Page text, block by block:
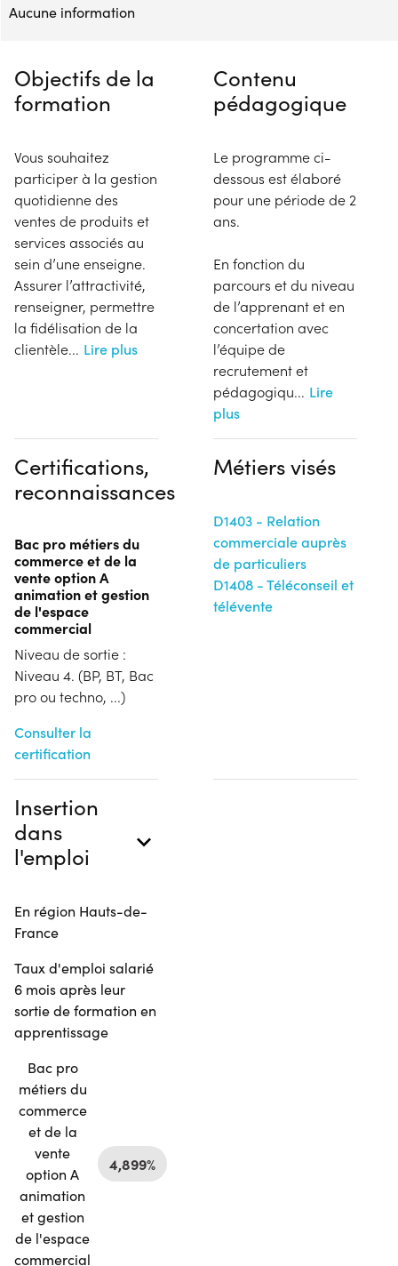
Aucune information
Objectifs de la
formation
Vous souhaitez
participer à la gestion
quotidienne des
ventes de produits et
services associés au
sein d’une enseigne.
Assurer l’attractivité,
renseigner, permettre
la fidélisation de la
clientèle... Lire plus
Contenu
pédagogique
Le programme ci-
dessous est élaboré
pour une période de 2
ans.
En fonction du
parcours et du niveau
de l’apprenant et en
concertation avec
l’équipe de
recrutement et
pédagogiqu... Lire
plus
Certifications,
reconnaissances
Bac pro métiers du
commerce et de la
vente option A
animation et gestion
de l'espace
commercial
Niveau de sortie :
Niveau 4. (BP, BT, Bac
pro ou techno, ...)
Consulter la
certification
Métiers visés
D1403 - Relation
commerciale auprès
de particuliers
D1408 - Téléconseil et
télévente
Insertion
dans
l'emploi
En région Hauts-de-
France
Taux d'emploi salarié
6 mois après leur
sortie de formation en
apprentissage
Bac pro
métiers du
commerce
et de la
vente
option A
animation
et gestion
de l'espace
commercial
4,899%